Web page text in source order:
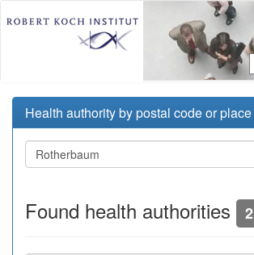
Health authority by postal code or place
Found health authorities 2